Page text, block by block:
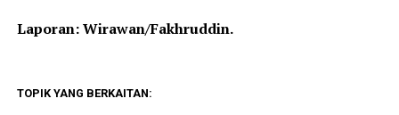
Laporan: Wirawan/Fakhruddin.
TOPIK YANG BERKAITAN: